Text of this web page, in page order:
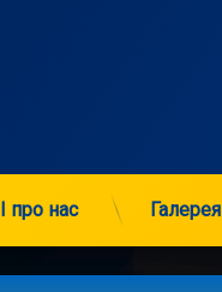
про нас Галерея